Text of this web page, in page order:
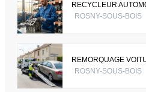
RECYCLEUR
ROSNY-SOUS-BOIS
REMORQUAGE
ROSNY-SOUS-BOIS